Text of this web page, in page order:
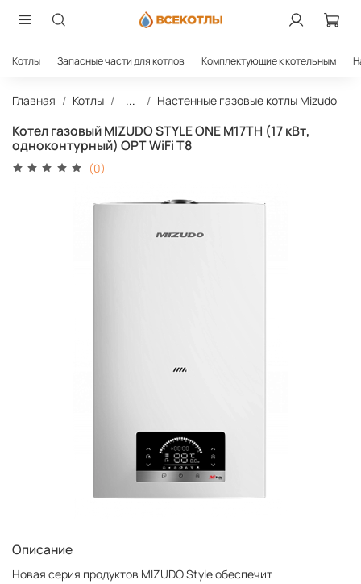
Котлы Запасные части для котлов Комплектующие к котельным
Главная Котлы ... Настенные газовые котлы Mizudo
Котел газовый MIZUDO STYLE ONE M17ТH (17 кВт,
одноконтурный) OPT WiFi T8
(0)
Описание
Новая серия продуктов MIZUDO Style обеспечит